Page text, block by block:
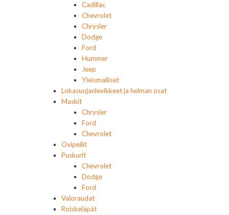
Cadillac
Chevrolet
Chrysler
Dodge
Ford
Hummer
Jeep
Yleismalliset
Lokasuojanlevikkeet ja helman osat
Maskit
Chrysler
Ford
Chevrolet
Ovipeilit
Puskurit
Chevrolet
Dodge
Ford
Valoraudat
Roiskeläpät